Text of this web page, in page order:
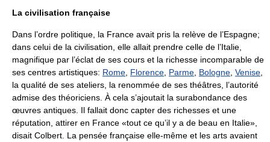
La civilisation française
Dans l’ordre politique, la France avait pris la relève de l’Espagne;
dans celui de la civilisation, elle allait prendre celle de l’Italie,
magnifique par l’éclat de ses cours et la richesse incomparable de
ses centres artistiques: Rome Florence Parme Bologne Venise
la qualité de ses ateliers, la renommée de ses théâtres, l’autorité
admise des théoriciens. À cela s’ajoutait la surabondance des
œuvres antiques. Il fallait donc capter des richesses et une
réputation, attirer en France «tout ce qu’il y a de beau en Italie»,
disait Colbert. La pensée française elle-même et les arts avaient